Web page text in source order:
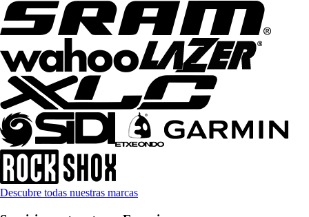
Descubre todas nuestras marcas